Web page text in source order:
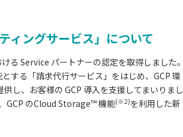
ングサービス」について
Service パートナーの認定を取得しました。
する「請求代行サービス」をはじめ、GCP 環
し、お客様の GCP 導入を支援してまいりまし
GCP のCloud Storage™ 機能(※2)を利用した新